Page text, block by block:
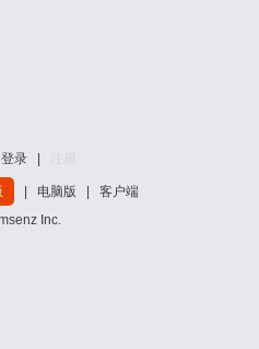
登录
电脑版
客户端
Inc.